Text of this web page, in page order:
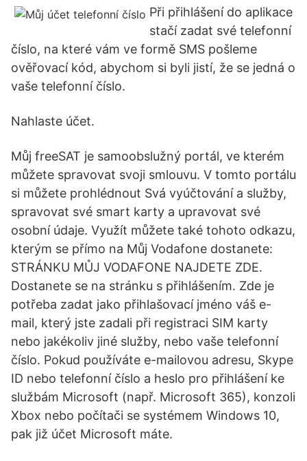
Při přihlášení do aplikace
stačí zadat své telefonní
číslo, na které vám ve formě SMS pošleme
ověřovací kód, abychom si byli jistí, že se jedná o
vaše telefonní číslo.
Nahlaste účet.
Můj freeSAT je samoobslužný portál, ve kterém
můžete spravovat svoji smlouvu. V tomto portálu
si můžete prohlédnout Svá vyúčtování a služby,
spravovat své smart karty a upravovat své
osobní údaje. Využít můžete také tohoto odkazu,
kterým se přímo na Můj Vodafone dostanete:
STRÁNKU MŮJ VODAFONE NAJDETE ZDE.
Dostanete se na stránku s přihlášením. Zde je
potřeba zadat jako přihlašovací jméno váš e-
mail, který jste zadali při registraci SIM karty
nebo jakékoliv jiné služby, nebo vaše telefonní
číslo. Pokud používáte e-mailovou adresu, Skype
ID nebo telefonní číslo a heslo pro přihlášení ke
službám Microsoft (např. Microsoft 365), konzoli
Xbox nebo počítači se systémem Windows 10,
pak již účet Microsoft máte.